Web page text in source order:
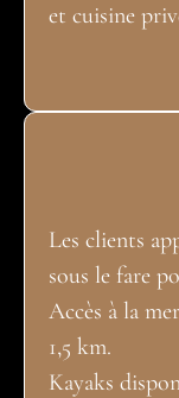
et cuisine
Les clients
sous le fare
Accès à la
1,5 km.
Kayaks